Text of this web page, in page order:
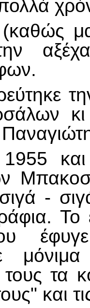
(καθώς
και
-
Το
του
τα
και